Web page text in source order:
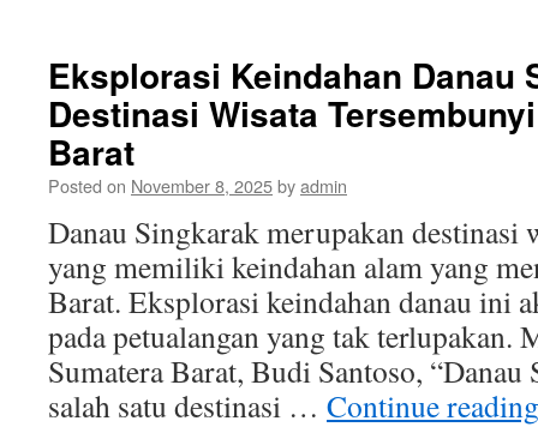
Eksplorasi Keindahan Danau
Destinasi Wisata
Barat
Posted on November 8, 2025byadmin
Danau Singkarak merupakan destinasi
yang memiliki keindahan alam yang
Barat. Eksplorasi keindahan danau ini
pada petualangan yang tak terlupakan.
Sumatera Barat, Budi Santoso,
salah satu destinasi … Continue